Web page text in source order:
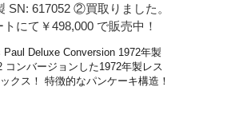
SN: 617052 ②買取りました。
にて￥498,000 で販売中！
Paul Deluxe Conversion 1972年製
コンバージョンした1972年製レス
クス！ 特徴的なパンケーキ構造！